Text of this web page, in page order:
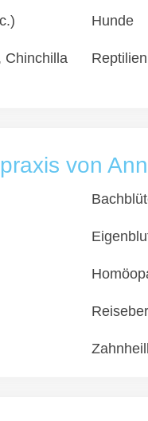
Hunde
Chinchilla
Reptilien
von